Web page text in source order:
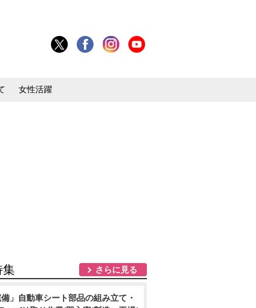
女性活躍
集 さらに見る
備」自動車シート部品の組み立て・